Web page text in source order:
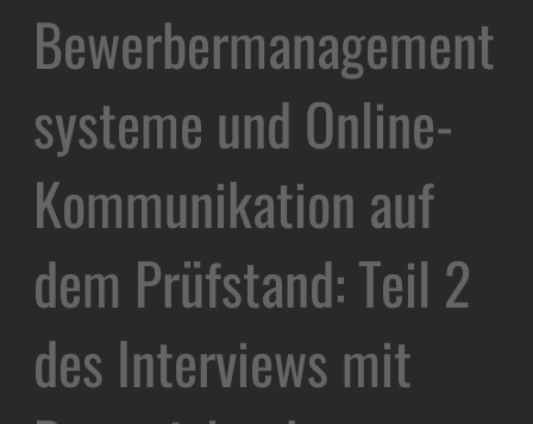
Bewerbermanagement
systeme und Online-
Kommunikation auf
dem Prüfstand: Teil 2
des Interviews mit